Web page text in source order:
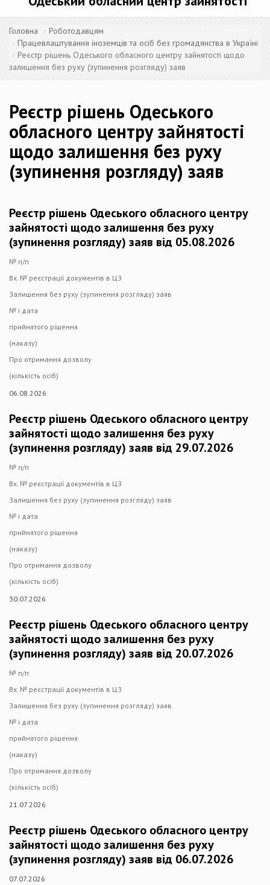
Головна
Роботодавцям
Працевлаштування іноземців та осіб без громадянства в Україні
Реєстр рішень Одеського обласного центру зайнятості щодо
залишення без руху (зупинення розгляду) заяв
Реєстр рішень Одеського
обласного центру зайнятості
щодо залишення без руху
(зупинення розгляду) заяв
Реєстр рішень Одеського обласного центру
зайнятості щодо залишення без руху
(зупинення розгляду) заяв від 05.08.2026
№ п/п
Вх. № реєстрації документів в ЦЗ
Залишення без руху (зупинення розгляду) заяв
№ і дата
прийнятого рішення
(наказу)
Про отримання дозволу
(кількість осіб)
06.08.2026
Реєстр рішень Одеського обласного центру
зайнятості щодо залишення без руху
(зупинення розгляду) заяв від 29.07.2026
№ п/п
Вх. № реєстрації документів в ЦЗ
Залишення без руху (зупинення розгляду) заяв
№ і дата
прийнятого рішення
(наказу)
Про отримання дозволу
(кількість осіб)
30.07.2026
Реєстр рішень Одеського обласного центру
зайнятості щодо залишення без руху
(зупинення розгляду) заяв від 20.07.2026
№ п/п
Вх. № реєстрації документів в ЦЗ
Залишення без руху (зупинення розгляду) заяв
№ і дата
прийнятого рішення
(наказу)
Про отримання дозволу
(кількість осіб)
21.07.2026
Реєстр рішень Одеського обласного центру
зайнятості щодо залишення без руху
(зупинення розгляду) заяв від 06.07.2026
07.07.2026